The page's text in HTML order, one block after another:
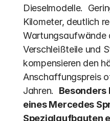
Dieselmodelle.
Kilometer, deutlich
Wartungsaufwände
Verschleißteile und
kompensieren den
Anschaffungspreis
Jahren. Besonders
eines Mercedes
Spezialaufbauten